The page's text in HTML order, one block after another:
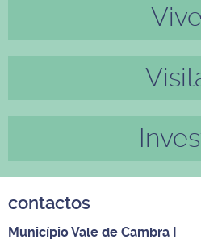
contactos
Município Vale de Cambra I